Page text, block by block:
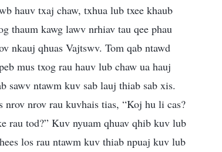
hauv txaj chaw, txhua lub txee khaub
thaum kawg lawv nrhiav tau qee phau
nkauj qhuas Vajtswv. Tom qab ntawd
mus txog rau hauv lub chaw ua hauj
sawv ntawm kuv sab lauj thiab sab xis.
nrov nrov rau kuvhais tias, “Koj hu li cas?
rau tod?” Kuv nyuam qhuav qhib kuv lub
los rau ntawm kuv thiab npuaj kuv lub